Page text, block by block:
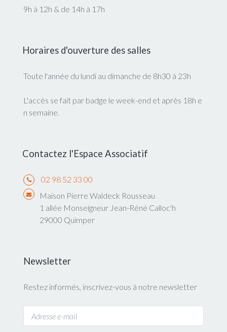
9h à 12h & de 14h à 17h
Horaires d'ouverture des salles
Toute l'année du lundi au dimanche de 8h30 à 23h
L'accès se fait par badge le week-end et après 18h e
n semaine.
Contactez l'Espace Associatif
02 98 52 33 00
Maison Pierre Waldeck Rousseau
1 allée Monseigneur Jean-Réné Calloc'h
29000 Quimper
Newsletter
Restez informés, inscrivez-vous à notre newsletter